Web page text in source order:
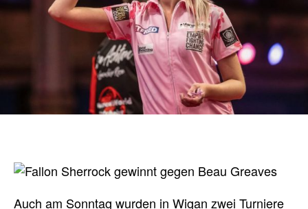
Auch am Sonntag wurden in Wigan zwei Turniere